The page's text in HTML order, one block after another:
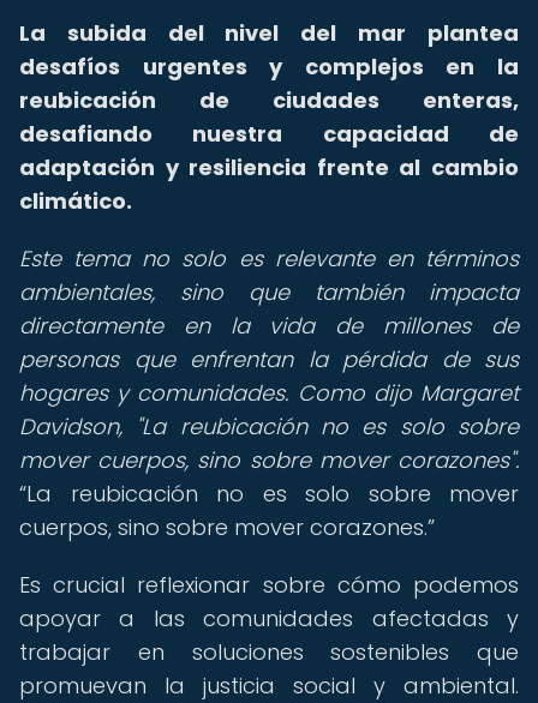
La subida del nivel del mar plantea
desafíos urgentes y complejos en la
reubicación de ciudades enteras,
desafiando nuestra capacidad de
adaptación y resiliencia frente al cambio
climático.
Este tema no solo es relevante en términos
ambientales, sino que también impacta
directamente en la vida de millones de
personas que enfrentan la pérdida de sus
hogares y comunidades. Como dijo Margaret
Davidson, "La reubicación no es solo sobre
mover cuerpos, sino sobre mover corazones".
La reubicación no es solo sobre mover
cuerpos, sino sobre mover corazones.
Es crucial reflexionar sobre cómo podemos
apoyar a las comunidades afectadas y
trabajar en soluciones sostenibles que
promuevan la justicia social y ambiental.